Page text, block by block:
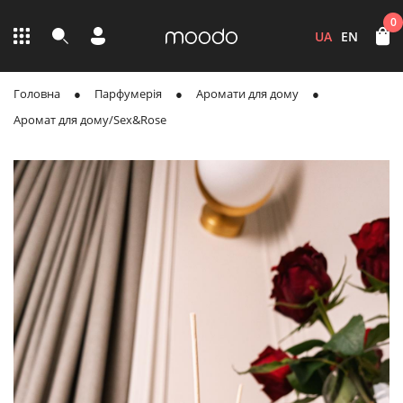
UA EN
0
Головна Парфумерія
Аромати для дому
Аромат для дому/Sex&Rose